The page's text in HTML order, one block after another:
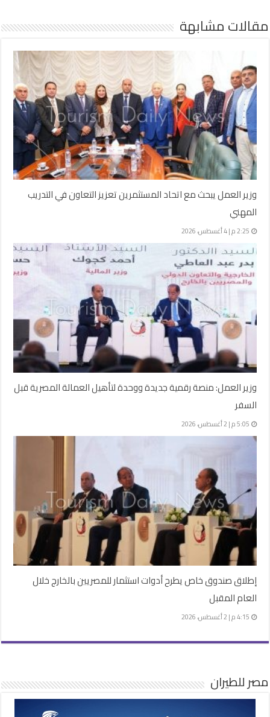
مقالات مشابهة
وزير العمل يبحث مع اتحاد المستثمرين تعزيز التعاون في التدريب
المهني
2:25 م | 4 أغسطس، 2026
وزير العمل: منصة رقمية جديدة ووحدة لتأهيل العمالة المصرية قبل
السفر
5:05 م | 2 أغسطس، 2026
إطلاق صندوق خاص يطرح أدوات استثمار للمصريين بالخارج خلال
العام المقبل
4:15 م | 2 أغسطس، 2026
مصر للطيران